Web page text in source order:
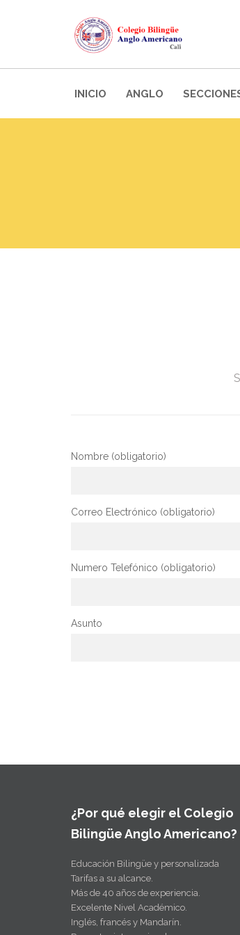
INICIO ANGLO
Nombre (obligatorio)
Correo Electrónico (obligatorio)
Numero Telefónico (obligatorio)
Asunto
¿Por qué elegir el Colegio
Bilingüe Anglo Americano?
Educación Bilingüe y personalizada
Tarifas a su alcance.
Más de 40 años de experiencia.
Excelente Nivel Académico.
Inglés, francés y Mandarín.